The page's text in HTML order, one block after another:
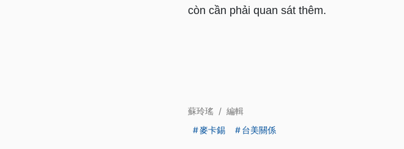
còn cần phải quan sát thêm.
蘇玲瑤 / 編輯
麥卡錫
台美關係